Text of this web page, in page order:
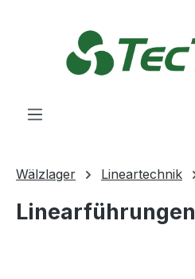
Wälzlager Lineartechnik
Linearführungen